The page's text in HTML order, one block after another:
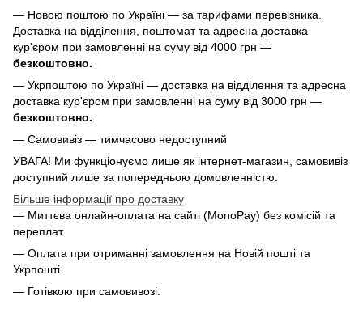
— Новою поштою по Україні — за тарифами перевізника.
Доставка на відділення, поштомат та адресна доставка
кур'єром при замовленні на суму від 4000 грн —
безкоштовно.
— Укрпоштою по Україні — доставка на відділення та адресна
доставка кур'єром при замовленні на суму від 3000 грн —
безкоштовно.
— Самовивіз — тимчасово недоступний
УВАГА! Ми функціонуємо лише як інтернет-магазин, самовивіз
доступний лише за попередньою домовленністю.
Більше інформації про доставку
— Миттєва онлайн-оплата на сайті (MonoPay) без комісій та
переплат.
— Оплата при отриманні замовлення на Новій пошті та
Укрпошті.
— Готівкою при самовивозі.